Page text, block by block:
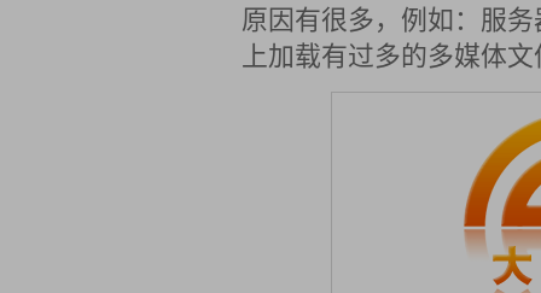
原因有很多，例如：服
上加载有过多的多媒体